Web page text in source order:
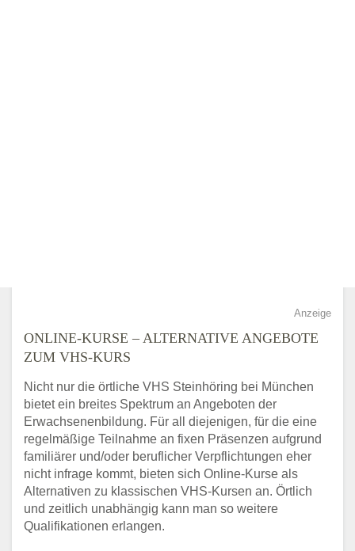
Anzeige
ONLINE-KURSE – ALTERNATIVE ANGEBOTE
ZUM VHS-KURS
Nicht nur die örtliche VHS Steinhöring bei München
bietet ein breites Spektrum an Angeboten der
Erwachsenenbildung. Für all diejenigen, für die eine
regelmäßige Teilnahme an fixen Präsenzen aufgrund
familiärer und/oder beruflicher Verpflichtungen eher
nicht infrage kommt, bieten sich Online-Kurse als
Alternativen zu klassischen VHS-Kursen an. Örtlich
und zeitlich unabhängig kann man so weitere
Qualifikationen erlangen.